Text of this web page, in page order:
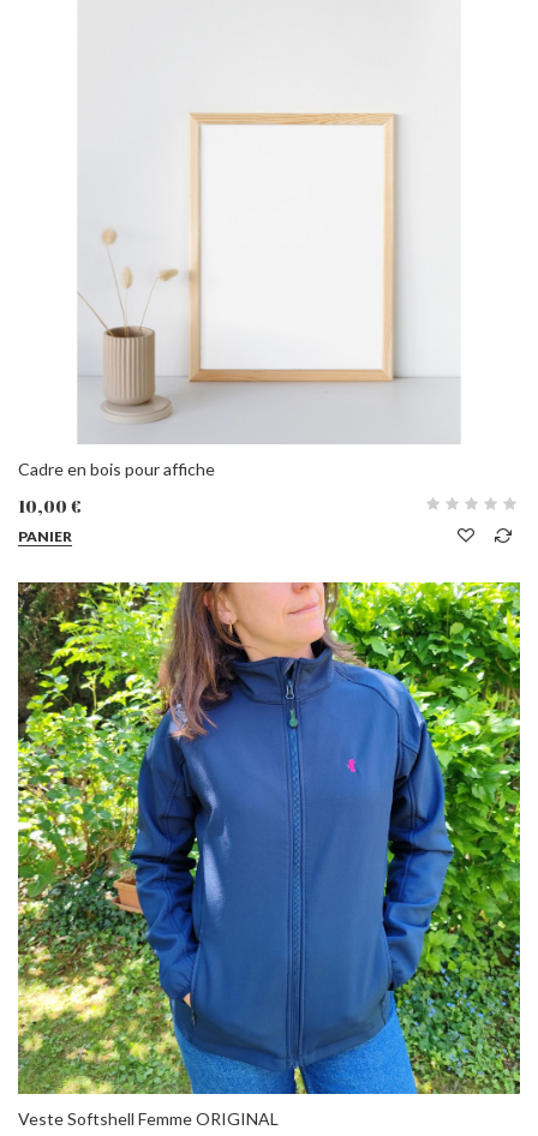
Cadre en bois pour affiche
10,00 €
PANIER
Veste Softshell Femme ORIGINAL